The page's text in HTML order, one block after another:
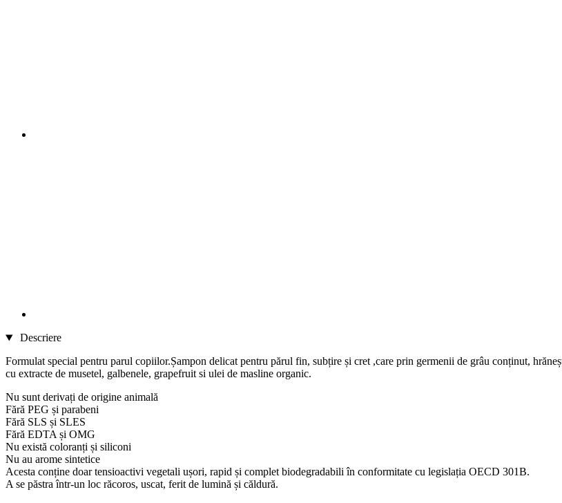
Descriere
Formulat special pentru parul copiilor.Șampon delicat pentru părul fin, subțire și cret ,care prin germenii de grâu conținut,
cu extracte de musetel, galbenele, grapefruit si ulei de masline organic.
Nu sunt derivați de origine animală
Fără PEG și parabeni
Fără SLS și SLES
Fără EDTA și OMG
Nu există coloranți și siliconi
Nu au arome sintetice
Acesta conține doar tensioactivi vegetali ușori, rapid și complet biodegradabili în conformitate cu legislația OECD 301B.
A se păstra într-un loc răcoros, uscat, ferit de lumină și căldură.